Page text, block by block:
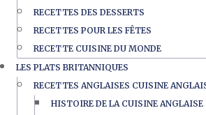
RECETTES DES DESSERTS
RECETTES POUR LES FÊTES
RECETTE CUISINE DU MONDE
LES PLATS BRITANNIQUES
RECETTES ANGLAISES CUISINE
HISTOIRE DE LA CUISINE ANGLAISE